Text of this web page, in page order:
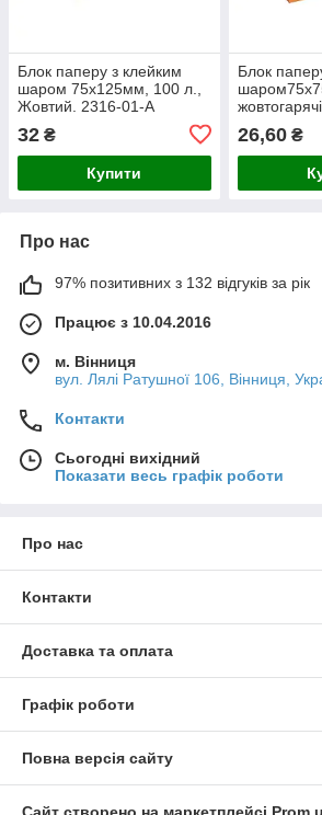
Блок паперу з клейким
шаром 75x125мм, 100 л.,
Жовтий. 2316-01-A
32 ₴
Купити
Блок
26,60₴
Про нас
97% позитивних з 132 відгуків за рік
Працює з 10.04.2016
м. Вінниця
вул. Лялі Ратушної 106, Вінниця,
Контакти
Сьогодні вихідний
Показати весь графік роботи
Про нас
Контакти
Доставка та оплата
Графік роботи
Повна версія сайту